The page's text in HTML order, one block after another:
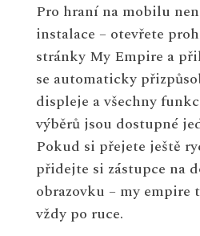
Pro hraní na mobilu
instalace – otevřete
stránky My Empire a
se automaticky
displeje a všechny
výběrů jsou dostupné
Pokud si přejete ještě
přidejte si zástupce na
obrazovku – my
vždy po ruce.